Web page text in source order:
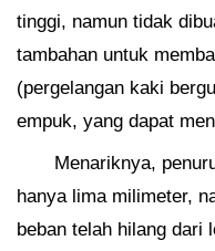
tinggi, namun tidak
tambahan untuk
(pergelangan kaki
empuk, yang dapat
Menariknya,
hanya lima milimeter,
beban telah hilang